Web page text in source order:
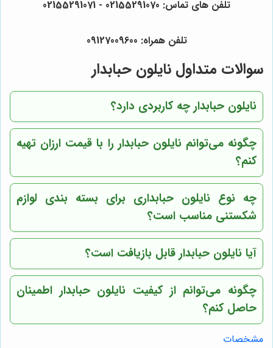
تلفن های تماس: 02155291070 - 02155291071
تلفن همراه: 09127009600
سوالات متداول نایلون حبابدار
نایلون حبابدار چه کاربردی دارد؟
چگونه می‌توانم نایلون حبابدار را با قیمت ارزان تهیه
کنم؟
چه نوع نایلون حبابداری برای بسته بندی لوازم
شکستنی مناسب است؟
آیا نایلون حبابدار قابل بازیافت است؟
چگونه می‌توانم از کیفیت نایلون حبابدار اطمینان
حاصل کنم؟
مشخصات